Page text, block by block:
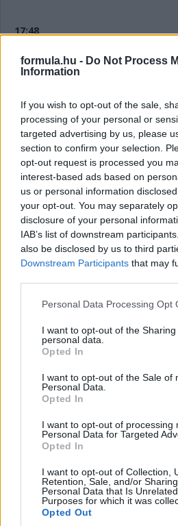
formula.hu - Do Not Process
Information
If you wish to opt-out of the sale,
processing of your personal or
targeted advertising by us, please
section to confirm your selection.
opt-out request is processed you
interest-based ads based on
us or personal information
your opt-out. You may separately
disclosure of your personal
IAB’s list of downstream
also be disclosed by us to third
Downstream Participants that may
Please note that this website/app
not limited to your visit or usage
grant or deny consent to Google
use your data for below specified
consent section.
Personal Data Processing Opt
I want to opt-out of the
personal data.
Opted In
I want to opt-out of the Sale of
Personal Data.
Opted In
I want to opt-out of processing
Personal Data for Targeted
Opted In
I want to opt-out of Collection,
Retention, Sale, and/or
Personal Data that Is
Purposes for which it was
Opted Out
17:48
Verstappennek ezúttal
jobb elsőjét, így aztán a második
helyre jön vissza. Persze ebben az
közepeseket.
17:47
Piastriról nem ejtettünk
hat másodperccel vezet Russell
hozza...
17:47
Leclerc már Russellre zárkózik fel,
közelségben lesz.
17:46
Ocont Antonelli és Verstappen nem
elé, Hamilton meg hetediknek
Ferrari taktikája!
Leclerc megtámadta Norrist a
előzést.